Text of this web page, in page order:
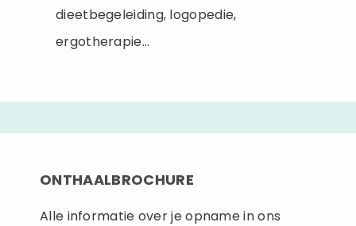
dieetbegeleiding, logopedie,
ergotherapie...
ONTHAALBROCHURE
Alle informatie over je opname in ons